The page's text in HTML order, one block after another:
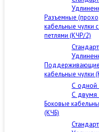
Разъемные
кабельные чулки
петлями (КЧР/2)
Поддерживающие
кабельные чулки
С одной
С двумя
Боковые
(КЧБ)